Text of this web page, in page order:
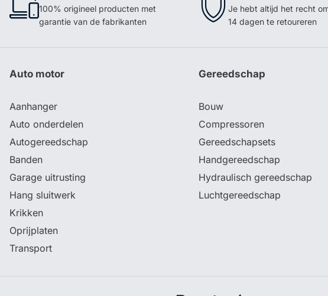
100% origineel producten met
garantie van de fabrikanten
Je hebt altijd het recht
14 dagen te retoureren
Auto motor
Aanhanger
Auto onderdelen
Autogereedschap
Banden
Garage uitrusting
Hang sluitwerk
Krikken
Oprijplaten
Transport
Gereedschap
Bouw
Compressoren
Gereedschapsets
Handgereedschap
Hydraulisch gereedschap
Luchtgereedschap